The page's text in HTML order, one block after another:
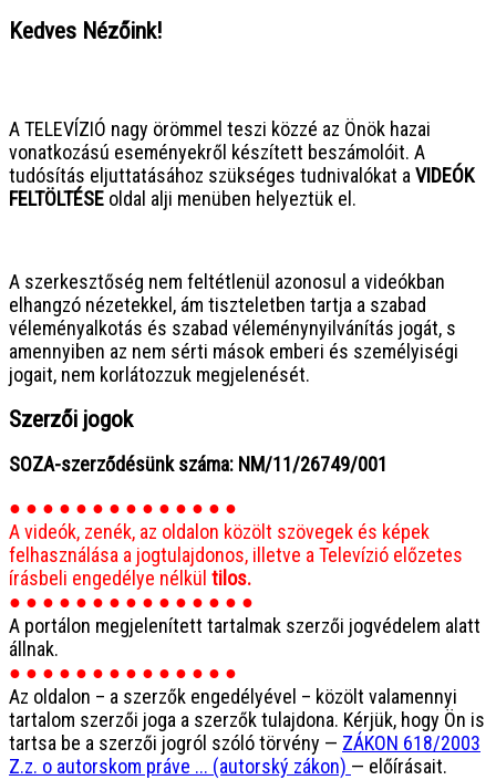
Kedves Nézőink!
A TELEVÍZIÓ nagy örömmel teszi közzé az Önök hazai
vonatkozású eseményekről készített beszámolóit. A
tudósítás eljuttatásához szükséges tudnivalókat a VIDEÓK
FELTÖLTÉSE oldal alji menüben helyeztük el.
A szerkesztőség nem feltétlenül azonosul a videókban
elhangzó nézetekkel, ám tiszteletben tartja a szabad
véleményalkotás és szabad véleménynyilvánítás jogát, s
amennyiben az nem sérti mások emberi és személyiségi
jogait, nem korlátozzuk megjelenését.
Szerzői jogok
SOZA-szerződésünk száma: NM/11/26749/001
● ● ● ● ● ● ● ● ● ● ● ● ● ●
A videók, zenék, az oldalon közölt szövegek és képek
felhasználása a jogtulajdonos, illetve a Televízió előzetes
írásbeli engedélye nélkül tilos.
● ● ● ● ● ● ● ● ● ● ● ● ● ● ●
A portálon megjelenített tartalmak szerzői jogvédelem alatt
állnak.
● ● ● ● ● ● ● ● ● ● ● ● ● ●
Az oldalon – a szerzők engedélyével – közölt valamennyi
tartalom szerzői joga a szerzők tulajdona. Kérjük, hogy Ön is
tartsa be a szerzői jogról szóló törvény — ZÁKON 618/2003
Z.z. o autorskom práve ... (autorský zákon) — előírásait.